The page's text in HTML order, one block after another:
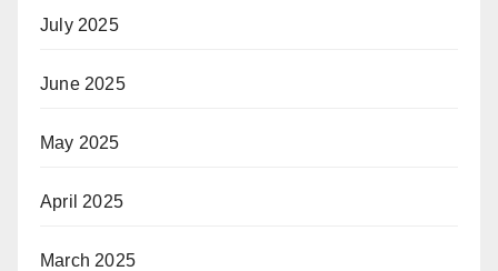
July 2025
June 2025
May 2025
April 2025
March 2025